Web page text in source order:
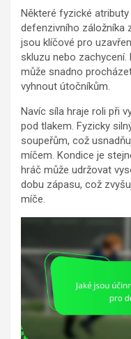
Některé fyzické
defenzivního záložníka
jsou klíčové pro
skluzu nebo
může snadno
vyhnout útočníkům.
Navíc síla hraje roli při
pod tlakem. Fyzicky
soupeřům, což
míčem. Kondice je
hráč může udržovat
dobu zápasu, což
míče.